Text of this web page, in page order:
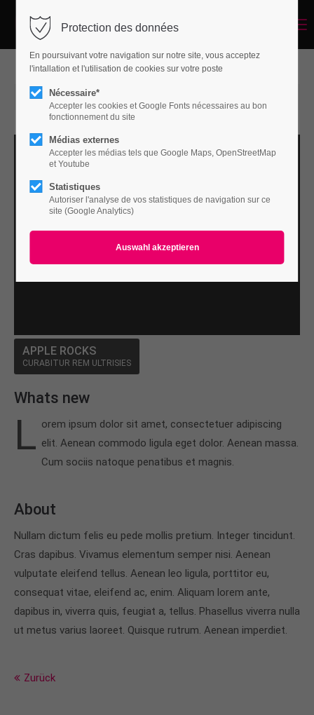
Login
Benutzername
Anmelden
Register|Lost your password?
Support
24h/ 365days
We offer support for our customers
Mon - Fri 8:00am - 5:00pm (GMT +1)
Get in touch
376-293 City Road, Suite 600
Have any questions?
+44 1234 567 890
Drop us a line
info@yourdomain.com
About us
2015-06-15 14:51
APPLE ROCKS
CURABITUR REM ULTRISIES
Whats new
L orem ipsum dolor sit amet, consectetuer adipiscing
elit. Aenean commodo ligula eget dolor. Aenean massa.
Cum sociis natoque penatibus et magnis.
About
Nullam dictum felis eu pede mollis pretium. Integer tincidunt.
Cras dapibus. Vivamus elementum semper nisi. Aenean
vulputate eleifend tellus. Aenean leo ligula, porttitor eu,
consequat vitae, eleifend ac, enim. Aliquam lorem ante,
dapibus in, viverra quis, feugiat a, tellus. Phasellus viverra nulla
ut metus varius laoreet. Quisque rutrum. Aenean imperdiet.
Zurück
Protection des données
En poursuivant votre navigation sur notre site, vous acceptez
l'intallation et l'utilisation de cookies sur votre poste
Nécessaire*
Accepter les cookies et Google Fonts nécessaires au bon
fonctionnement du site
Médias externes
Accepter les médias tels que Google Maps, OpenStreetMap
et Youtube
Statistiques
Autoriser l'analyse de vos statistiques de navigation sur ce
site (Google Analytics)